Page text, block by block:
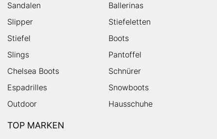
Sandalen
Ballerinas
Slipper
Stiefeletten
Stiefel
Boots
Slings
Pantoffel
Chelsea Boots
Schnürer
Espadrilles
Snowboots
Outdoor
Hausschuhe
TOP MARKEN